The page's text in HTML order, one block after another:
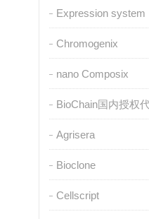
Expression system
Chromogenix
nano Composix
BioChain国内授权
Agrisera
Bioclone
Cellscript